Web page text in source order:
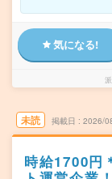
気になる!
未読 掲載日 2026/
時給1700円